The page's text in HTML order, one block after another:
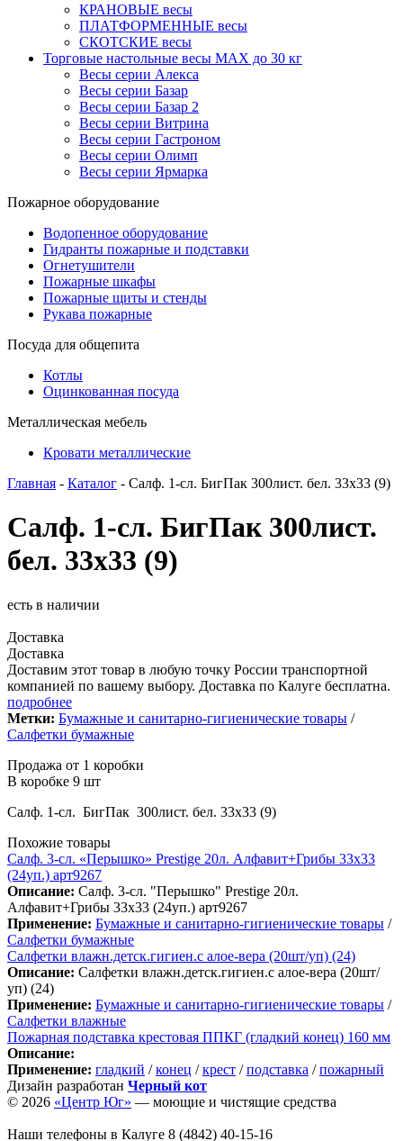
КРАНОВЫЕ весы
ПЛАТФОРМЕННЫЕ весы
СКОТСКИЕ весы
Торговые настольные весы MAX до 30 кг
Весы серии Алекса
Весы серии Базар
Весы серии Базар 2
Весы серии Витрина
Весы серии Гастроном
Весы серии Олимп
Весы серии Ярмарка
Пожарное оборудование
Водопенное оборудование
Гидранты пожарные и подставки
Огнетушители
Пожарные шкафы
Пожарные щиты и стенды
Рукава пожарные
Посуда для общепита
Котлы
Оцинкованная посуда
Металлическая мебель
Кровати металлические
Главная - Каталог - Салф. 1-сл. БигПак 300лист. бел. 33х33 (9)
Салф. 1-сл. БигПак 300лист.
бел. 33х33 (9)
есть в наличии
Доставка
Доставка
Доставим этот товар в любую точку России транспортной
компанией по вашему выбору. Доставка по Калуге бесплатна.
подробнее
Метки: Бумажные и санитарно-гигиенические товары /
Салфетки бумажные
Продажа от 1 коробки
В коробке 9 шт
Салф. 1-сл. БигПак 300лист. бел. 33х33 (9)
Похожие товары
Салф. 3-сл. «Перышко» Prestige 20л. Алфавит+Грибы 33х33
(24уп.) арт9267
Описание: Салф. 3-сл. "Перышко" Prestige 20л.
Алфавит+Грибы 33х33 (24уп.) арт9267
Применение: Бумажные и санитарно-гигиенические товары /
Салфетки бумажные
Салфетки влажн.детск.гигиен.с алое-вера (20шт/уп) (24)
Описание: Салфетки влажн.детск.гигиен.с алое-вера (20шт/
уп) (24)
Применение: Бумажные и санитарно-гигиенические товары /
Салфетки влажные
Пожарная подставка крестовая ППКГ (гладкий конец) 160 мм
Описание:
Применение: гладкий /конец /крест /подставка /пожарный
Дизайн разработан Черный кот
© 2026 «Центр Юг» — моющие и чистящие средства
Наши телефоны в Калуге 8 (4842) 40-15-16